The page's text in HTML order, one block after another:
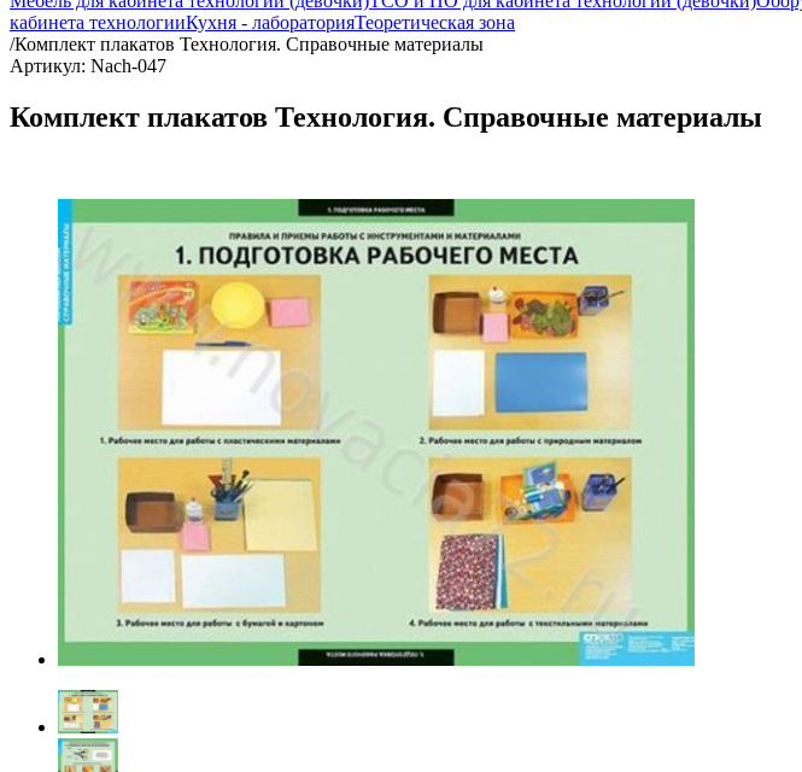
кабинета технологииКухня - лабораторияТеоретическая зона
/Комплект плакатов Технология. Справочные материалы
Артикул: Nach-047
Комплект плакатов Технология. Справочные материалы